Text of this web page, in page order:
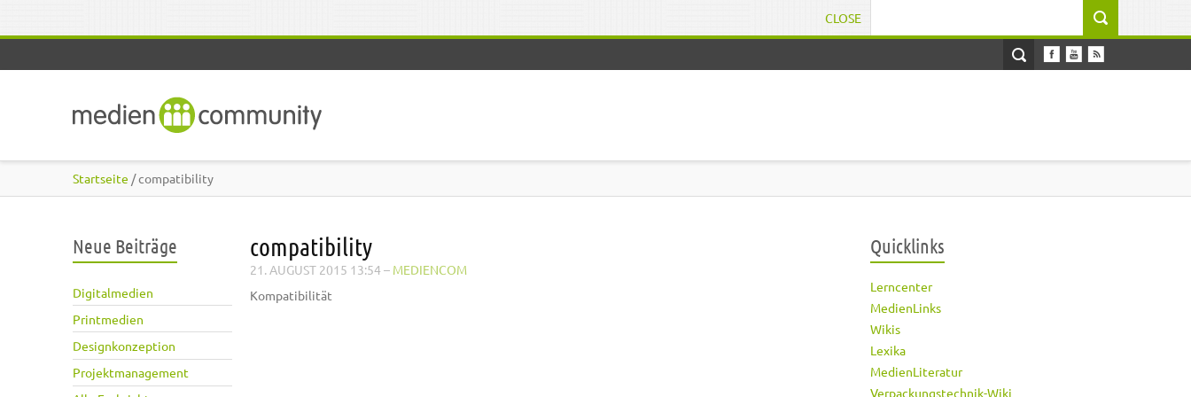
CLOSE
Startseite / compatibility
Neue Beiträge
Digitalmedien
Printmedien
Designkonzeption
Projektmanagement
compatibility
21. AUGUST 2015 13:54 – MEDIENCOM
Kompatibilität
Quicklinks
Lerncenter
MedienLinks
Wikis
Lexika
MedienLiteratur
Verpackungstechnik-Wiki